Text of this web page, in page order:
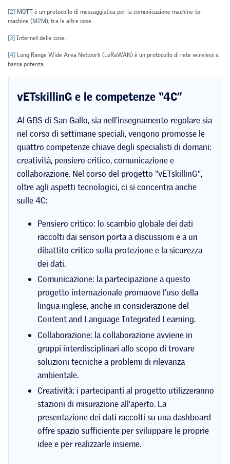
[2] MQTT è un protocollo di messaggistica per la comunicazione machine-to-
machine (M2M), tra le altre cose.
[3]Internet delle cose.
[4] Long Range Wide Area Network (LoRaWAN) è un protocollo di rete wireless a
bassa potenza.
vETskillinG e le competenze “4C”
Al GBS di San Gallo, sia nell’insegnamento regolare sia
nel corso di settimane speciali, vengono promosse le
quattro competenze chiave degli specialisti di domani:
creatività, pensiero critico, comunicazione e
collaborazione. Nel corso del progetto “vETskillinG”,
oltre agli aspetti tecnologici, ci si concentra anche
sulle 4C:
Pensiero critico: lo scambio globale dei dati
raccolti dai sensori porta a discussioni e a un
dibattito critico sulla protezione e la sicurezza
dei dati.
Comunicazione: la partecipazione a questo
progetto internazionale promuove l’uso della
lingua inglese, anche in considerazione del
Content and Language Integrated Learning.
Collaborazione: la collaborazione avviene in
gruppi interdisciplinari allo scopo di trovare
soluzioni tecniche a problemi di rilevanza
ambientale.
Creatività: i partecipanti al progetto utilizzeranno
stazioni di misurazione all’aperto. La
presentazione dei dati raccolti su una dashboard
offre spazio sufficiente per sviluppare le proprie
idee e per realizzarle insieme.